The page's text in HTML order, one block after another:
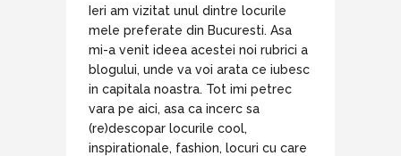
Ieri am vizitat unul dintre locurile
mele preferate din Bucuresti. Asa
mi-a venit ideea acestei noi rubrici a
blogului, unde va voi arata ce iubesc
in capitala noastra. Tot imi petrec
vara pe aici, asa ca incerc sa
(re)descopar locurile cool,
inspirationale, fashion, locuri cu care